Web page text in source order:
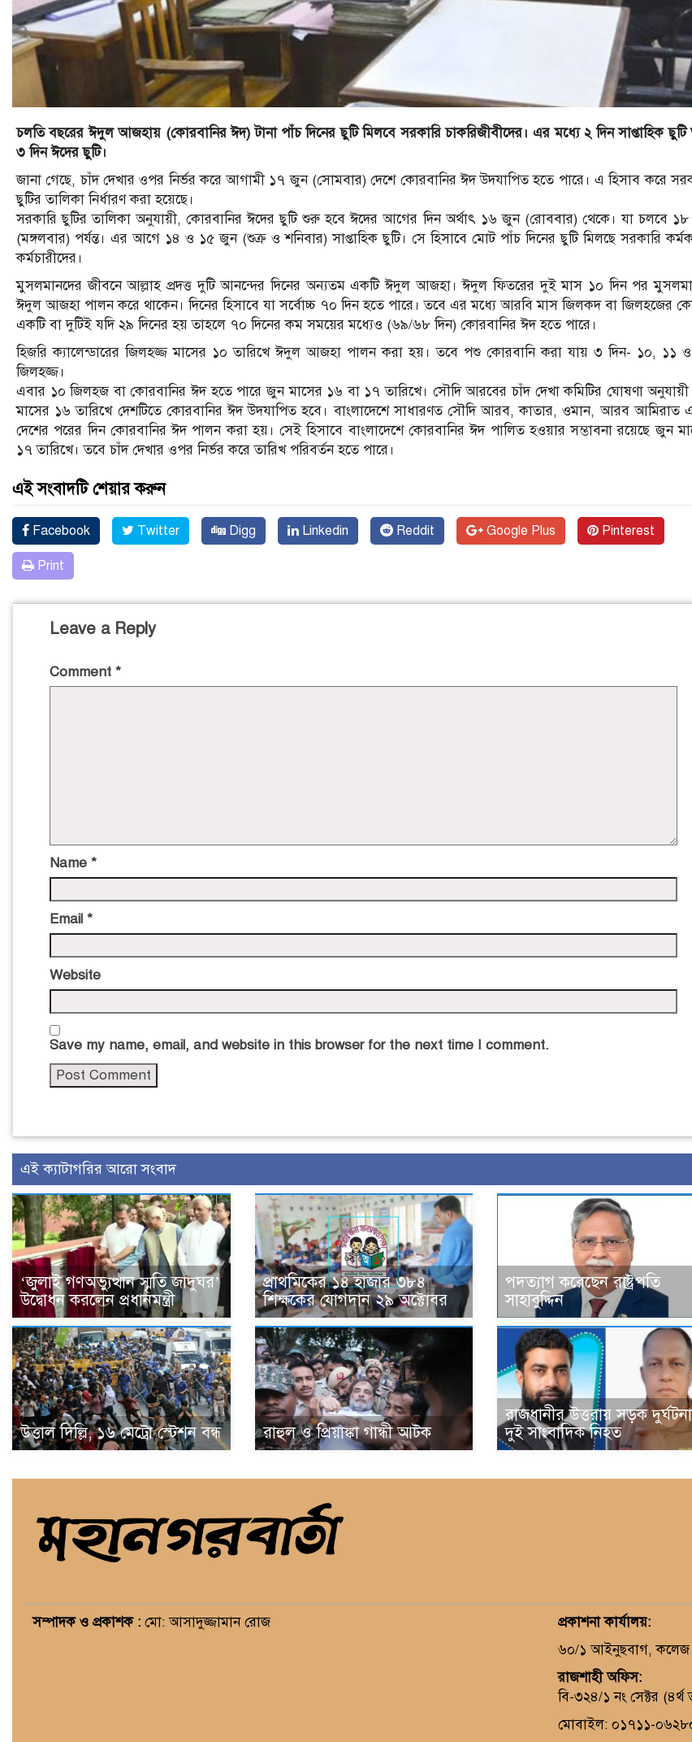
চলতি বছরের ঈদুল আজহায় (কোরবানির ঈদ) টানা পাঁচ দিনের ছুটি মিলবে সরকারি চাকরিজীবীদের। এর মধ্যে ২ দিন সাপ্তাহিক
৩ দিন ঈদের ছুটি।
জানা গেছে, চাঁদ দেখার ওপর নির্ভর করে আগামী ১৭ জুন (সোমবার) দেশে কোরবানির ঈদ উদযাপিত হতে পারে। এ হিসাব করে
ছুটির তালিকা নির্ধারণ করা হয়েছে।
সরকারি ছুটির তালিকা অনুযায়ী, কোরবানির ঈদের ছুটি শুরু হবে ঈদের আগের দিন অর্থাৎ ১৬ জুন (রোববার) থেকে। যা চলবে
(মঙ্গলবার) পর্যন্ত। এর আগে ১৪ ও ১৫ জুন (শুক্র ও শনিবার) সাপ্তাহিক ছুটি। সে হিসাবে মোট পাঁচ দিনের ছুটি মিলছে সরকারি
কর্মচারীদের।
মুসলমানদের জীবনে আল্লাহ প্রদত্ত দুটি আনন্দের দিনের অন্যতম একটি ঈদুল আজহা। ঈদুল ফিতরের দুই মাস ১০ দিন পর
ঈদুল আজহা পালন করে থাকেন। দিনের হিসাবে যা সর্বোচ্চ ৭০ দিন হতে পারে। তবে এর মধ্যে আরবি মাস জিলকদ বা জিলহজের
একটি বা দুটিই যদি ২৯ দিনের হয় তাহলে ৭০ দিনের কম সময়ের মধ্যেও (৬৯/৬৮ দিন) কোরবানির ঈদ হতে পারে।
হিজরি ক্যালেন্ডারের জিলহজ্জ মাসের ১০ তারিখে ঈদুল আজহা পালন করা হয়। তবে পশু কোরবানি করা যায় ৩ দিন- ১০, ১১
জিলহজ্জ।
এবার ১০ জিলহজ বা কোরবানির ঈদ হতে পারে জুন মাসের ১৬ বা ১৭ তারিখে। সৌদি আরবের চাঁদ দেখা কমিটির ঘোষণা
মাসের ১৬ তারিখে দেশটিতে কোরবানির ঈদ উদযাপিত হবে। বাংলাদেশে সাধারণত সৌদি আরব, কাতার, ওমান, আরব আমিরাত
দেশের পরের দিন কোরবানির ঈদ পালন করা হয়। সেই হিসাবে বাংলাদেশে কোরবানির ঈদ পালিত হওয়ার সম্ভাবনা রয়েছে জুন
১৭ তারিখে। তবে চাঁদ দেখার ওপর নির্ভর করে তারিখ পরিবর্তন হতে পারে।
এই সংবাদটি শেয়ার করুন
Facebook Twitter Digg Linkedin Reddit Google Plus Pinterest
Print
Leave a Reply
Comment *
Name *
Email *
Website
Save my name, email, and website in this browser for the next time I comment.
এই ক্যাটাগরির আরো সংবাদ
‘জুলাই গণঅভ্যুত্থান স্মৃতি জাদুঘর’
উদ্বোধন করলেন প্রধানমন্ত্রী
প্রাথমিকের ১৪ হাজার ৩৮৪
শিক্ষকের যোগদান ২৯ অক্টোবর
পদত্যাগ করেছেন রাষ্ট্রপতি
সাহাবুদ্দিন
উত্তাল দিল্লি, ১৬ মেট্রো স্টেশন বন্ধ রাহুল ও প্রিয়াঙ্কা গান্ধী আটক
রাজধানীর উত্তরায় সড়ক
দুই সাংবাদিক নিহত
সম্পাদক ও প্রকাশক : মো: আসাদুজ্জামান রোজ প্রকাশনা কার্যালয়:
৬০/১ আইনুছবাগ, কলেজ
রাজশাহী অফিস:
বি-৩২৪/১ নং সেক্টর
মোবাইল: ০১৭১১-